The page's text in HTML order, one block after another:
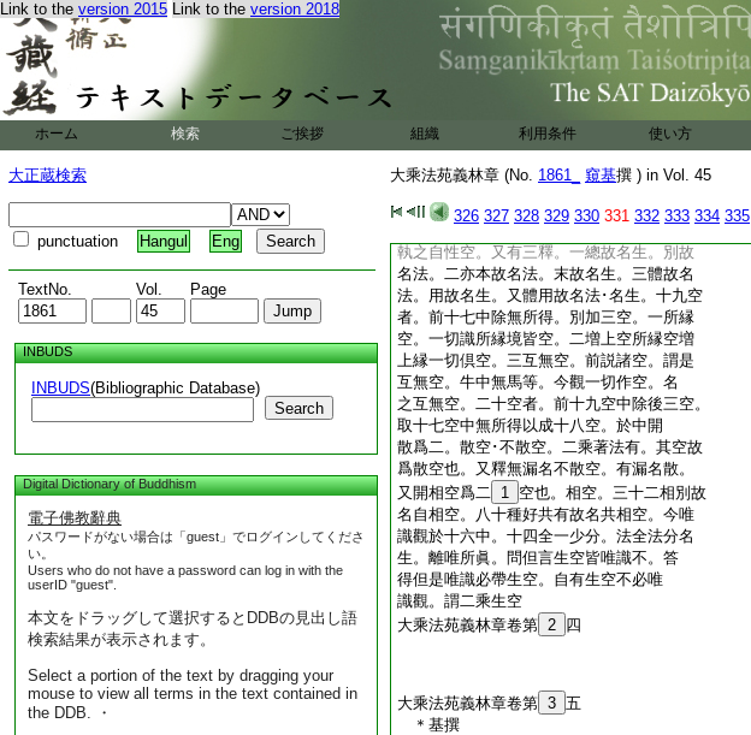
Link to the version 2015 Link to the version 2018
ホーム 検索 ご挨拶 組織 利用条件 使い方
大正蔵検索
punctuation Hangul Eng
TextNo. Vol. Page
INBUDS
INBUDS(Bibliographic Database)
Search
Digital Dictionary of Buddhism
電子佛教辭典
パスワードがない場合は「guest」でログインしてくださ
い。
Users who do not have a password can log in with the
userID "guest".
本文をドラッグして選択するとDDBの見出し語
検索結果が表示されます。
Select a portion of the text by dragging your
mouse to view all terms in the text contained in
the DDB. ・
大乘法苑義林章 (No. 1861_ 窺基撰 ) in Vol. 45
326 327 328 329 330 331 332 333 334 335
爲種性清淨者。本性空也。法本無縁。爲惑
所弊。今觀空除惑。顯本性種性。故名本性
空。爲求相好者。相空也。相好 2 觀故名相好
空。爲淨諸佛法者。一切法空也。由遍計一
切三寶。今觀遣執。淨諸佛法故。名一切法
空。又一切法亦得空。不但佛法。補特伽羅
法者。無性空也。生･法二執體無自性故名
空。實性倶非有者。無性空。由生･法無性之
性所得明。執無爲有還成其病。今觀無
所得亦空。故名無所得空。言十八空者。
執之自性空。又有三釋。一總故名生。別故
名法。二亦本故名法。末故名生。三體故名
法。用故名生。又體用故名法･名生。十九空
者。前十七中除無所得。別加三空。一所縁
空。一切識所縁境皆空。二増上空所縁空増
上縁一切倶空。三互無空。前説諸空。謂是
互無空。牛中無馬等。今觀一切作空。名
之互無空。二十空者。前十九空中除後三空。
取十七空中無所得以成十八空。於中開
散爲二。散空･不散空。二乘著法有。其空故
爲散空也。又釋無漏名不散空。有漏名散。
又開相空爲二 1 空也。相空。三十二相別故
名自相空。八十種好共有故名共相空。今唯
識觀於十六中。十四全一少分。法全法分名
生。離唯所眞。問但言生空皆唯識不。答
得但是唯識必帶生空。自有生空不必唯
識觀。謂二乘生空
大乘法苑義林章卷第 2 四
大乘法苑義林章卷第 3 五
＊基撰